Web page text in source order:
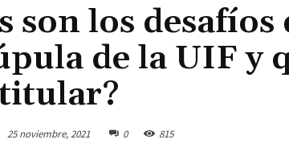
son los
de la UIF y
25 noviembre, 2021 0 815